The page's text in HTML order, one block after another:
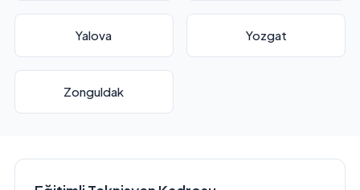
Yalova Yozgat
Zonguldak